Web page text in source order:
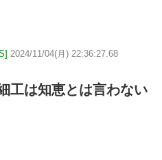
2024/11/04(月) 22:36:27.68
工は知恵とは言わない